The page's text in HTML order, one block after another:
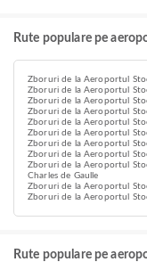
Rute populare pe
Zboruri de la Aeroportul
Zboruri de la Aeroportul
Zboruri de la Aeroportul
Zboruri de la Aeroportul
Zboruri de la Aeroportul
Zboruri de la Aeroportul
Zboruri de la Aeroportul
Zboruri de la Aeroportul
Zboruri de la Aeroportul
Charles de Gaulle
Zboruri de la Aeroportul
Zboruri de la Aeroportul
Rute populare pe